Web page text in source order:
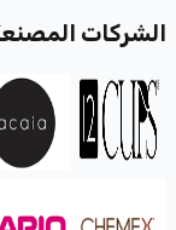
الشركات